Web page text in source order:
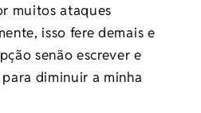
muitos ataques
isso fere demais e
senão escrever e
diminuir a minha